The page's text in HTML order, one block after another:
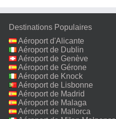
Destinations Populaires
Aéroport d'Alicante
Aéroport de Dublin
Aéroport de Genève
Aéroport de Gérone
Aéroport de Knock
Aéroport de Lisbonne
Aéroport de Madrid
Aéroport de Malaga
Aéroport de Mallorca